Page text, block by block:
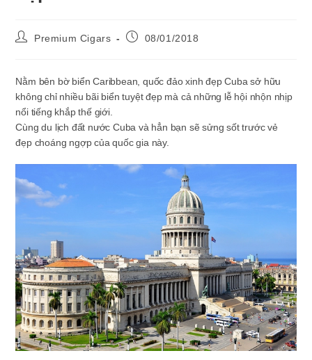
PostPremium Cigars
Post08/01/2018
Nằm bên bờ biển Caribbean, quốc đảo xinh đẹp Cuba sở hữu
không chỉ nhiều bãi biển tuyệt đẹp mà cả những lễ hội nhộn nhịp
nổi tiếng khắp thế giới.
Cùng du lịch đất nước Cuba và hẳn bạn sẽ sửng sốt trước vẻ
đẹp choáng ngợp của quốc gia này.